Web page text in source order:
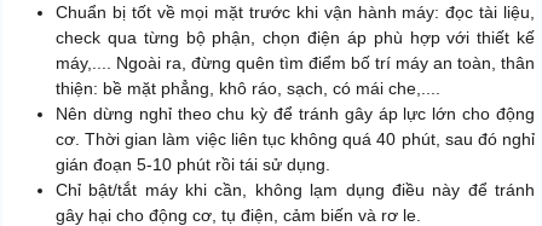
Chuẩn bị tốt về mọi mặt trước khi vận hành máy: đọc tài liệu,
check qua từng bộ phận, chọn điện áp phù hợp với thiết kế
máy,.... Ngoài ra, đừng quên tìm điểm bố trí máy an toàn, thân
thiện: bề mặt phẳng, khô ráo, sạch, có mái che,....
Nên dừng nghỉ theo chu kỳ để tránh gây áp lực lớn cho động
cơ. Thời gian làm việc liên tục không quá 40 phút, sau đó nghỉ
gián đoạn 5-10 phút rồi tái sử dụng.
Chỉ bật/tắt máy khi cần, không lạm dụng điều này để tránh
gây hại cho động cơ, tụ điện, cảm biến và rơ le.